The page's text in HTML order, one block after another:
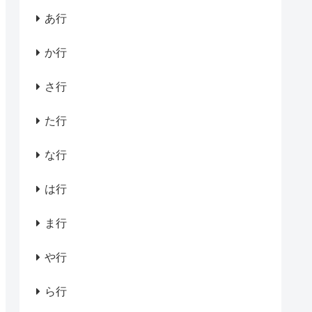
あ行
か行
さ行
た行
な行
は行
ま行
や行
ら行